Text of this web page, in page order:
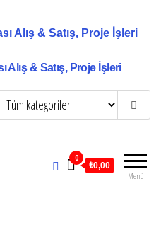
Alış & Satış, Proje İşleri
Menü
0
₺0,00